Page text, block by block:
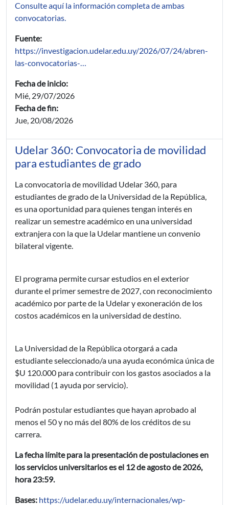
Consulte aquí la información completa de ambas
convocatorias.
Fuente:
https://investigacion.udelar.edu.uy/2026/07/24/abren-
las-convocatorias-…
Fecha de inicio:
Mié, 29/07/2026
Fecha de fin:
Jue, 20/08/2026
Udelar 360: Convocatoria de movilidad
para estudiantes de grado
La convocatoria de movilidad Udelar 360, para
estudiantes de grado de la Universidad de la República,
es una oportunidad para quienes tengan interés en
realizar un semestre académico en una universidad
extranjera con la que la Udelar mantiene un convenio
bilateral vigente.
El programa permite cursar estudios en el exterior
durante el primer semestre de 2027, con reconocimiento
académico por parte de la Udelar y exoneración de los
costos académicos en la universidad de destino.
La Universidad de la República otorgará a cada
estudiante seleccionado/a una ayuda económica única de
$U 120.000 para contribuir con los gastos asociados a la
movilidad (1 ayuda por servicio).
Podrán postular estudiantes que hayan aprobado al
menos el 50 y no más del 80% de los créditos de su
carrera.
La fecha límite para la presentación de postulaciones en
los servicios universitarios es el 12 de agosto de 2026,
hora 23:59.
Bases: https://udelar.edu.uy/internacionales/wp-